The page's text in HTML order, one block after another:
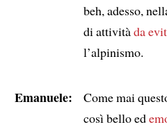
beh, adesso,
di attivitàda
l’alpinismo.
Emanuele: Come mai
così bello ed